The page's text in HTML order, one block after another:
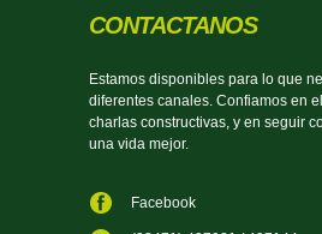
CONTACTANOS
Estamos disponibles para lo que
diferentes canales. Confiamos en
charlas constructivas, y en seguir
una vida mejor.
Facebook